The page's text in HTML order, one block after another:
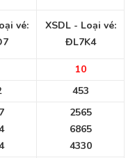
vé:
XSDL - Loại vé:
ĐL7K4
10
453
2565
6865
4330